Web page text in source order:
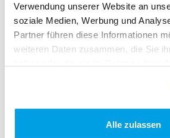
Verwendung unserer Website an
soziale Medien, Werbung und
Partner führen diese Informationen
weiteren Daten zusammen, die Sie
Alle zulassen